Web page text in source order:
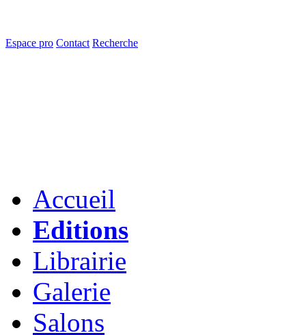
Espace pro Contact Recherche
Accueil
Editions
Librairie
Galerie
Salons